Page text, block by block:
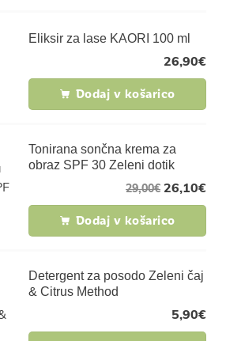
Eliksir za lase KAORI 100 ml
26,90€
Dodaj v košarico
Tonirana sončna krema za
obraz SPF 30 Zeleni dotik
26,10€
29,00€
Dodaj v košarico
Detergent za posodo Zeleni čaj
& Citrus Method
5,90€